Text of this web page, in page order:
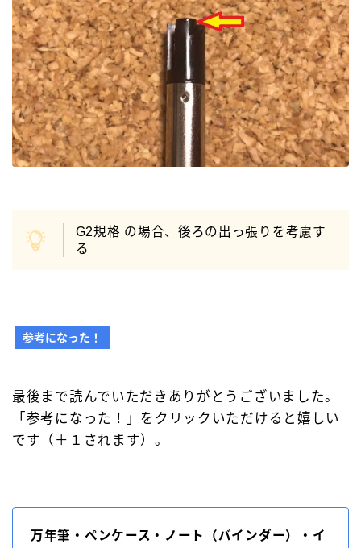
G2規格 の場合、後ろの出っ張りを考慮す
る
参考になった！
最後まで読んでいただきありがとうございました。
「参考になった！」をクリックいただけると嬉しい
です（＋１されます）。
万年筆・ペンケース・ノート（バインダー）・イ